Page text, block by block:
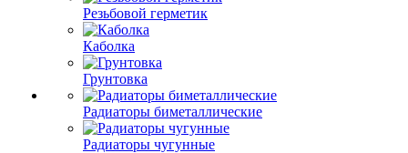
Резьбовой герметик
Каболка
Грунтовка
Радиаторы биметаллические
Радиаторы чугунные